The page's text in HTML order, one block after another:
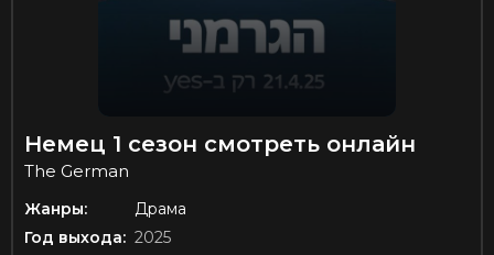
Немец 1 сезон смотреть онлайн
The German
Жанры:
Драма
Год выхода: 2025